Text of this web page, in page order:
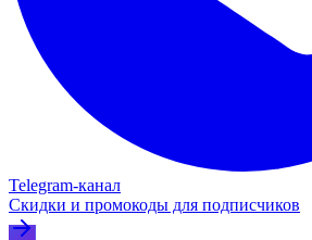
Telegram‑канал
Скидки и промокоды для подписчиков